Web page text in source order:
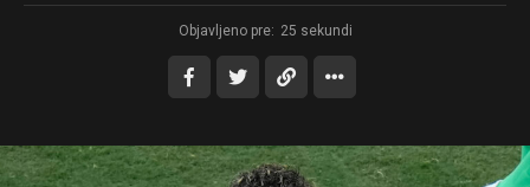
Objavljeno pre: 25 sekundi